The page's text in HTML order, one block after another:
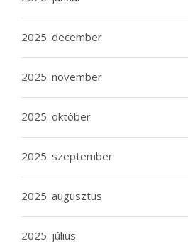
2025. december
2025. november
2025. október
2025. szeptember
2025. augusztus
2025. július